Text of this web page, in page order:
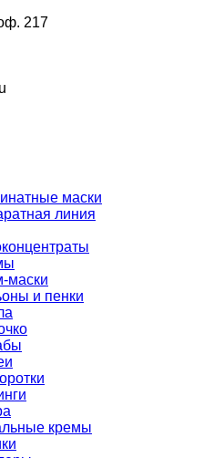
217
маски
линия
маски
и пенки
кремы